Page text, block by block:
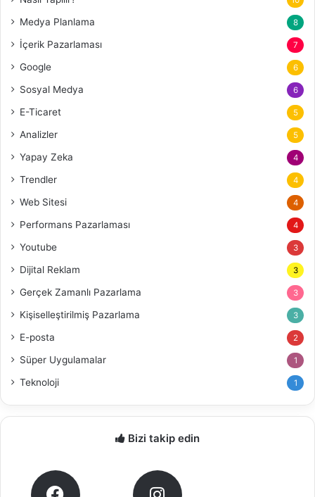
Medya Planlama 8
İçerik Pazarlaması 7
Google 6
Sosyal Medya 6
E-Ticaret 5
Analizler 5
Yapay Zeka 4
Trendler 4
Web Sitesi 4
Performans Pazarlaması 4
Youtube 3
Dijital Reklam 3
Gerçek Zamanlı Pazarlama 3
Kişiselleştirilmiş Pazarlama 3
E-posta 2
Süper Uygulamalar 1
Teknoloji 1
Bizi takip edin